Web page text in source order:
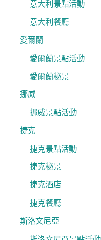
意大利景點活動
意大利餐廳
愛爾蘭
愛爾蘭景點活動
愛爾蘭秘景
挪威
挪威景點活動
捷克
捷克景點活動
捷克秘景
捷克酒店
捷克餐廳
斯洛文尼亞